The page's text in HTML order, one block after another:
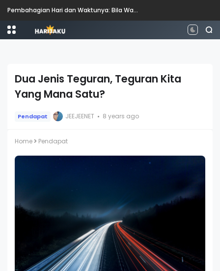
Pembahagian Hari dan Waktunya: Bila Waktunya Pagi, Tengah Hari, Petang dan Malam?
Dua Jenis Teguran, Teguran Kita
Yang Mana Satu?
Pendapat JEEJEENET 8 years ago
Home Pendapat